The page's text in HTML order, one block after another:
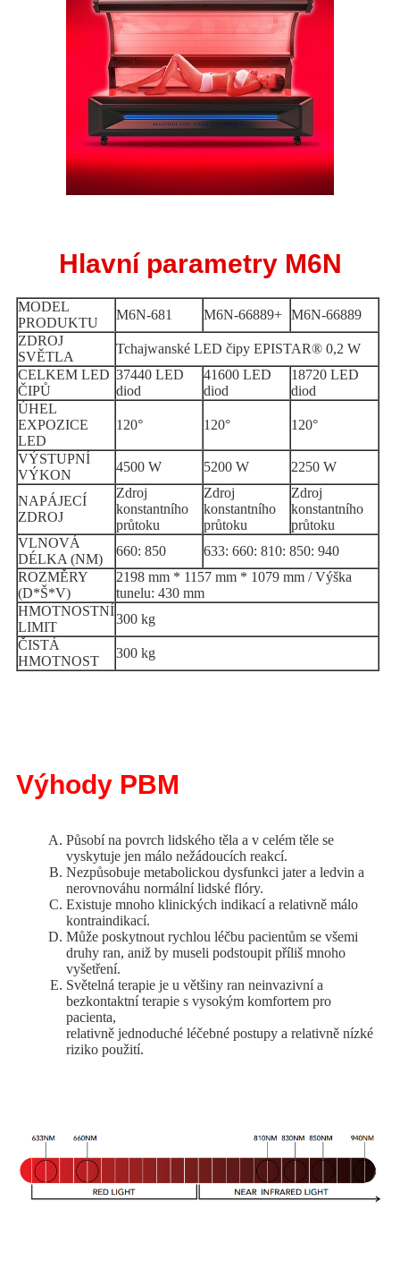
Hlavní parametry M6N
MODEL
PRODUKTU
M6N-681 M6N-66889+ M6N-66889
ZDROJ
SVĚTLA
Tchajwanské LED čipy EPISTAR® 0,2 W
CELKEM LED
ČIPŮ
37440 LED
diod
41600 LED
diod
18720 LED
diod
ÚHEL
EXPOZICE
LED
120° 120° 120°
VÝSTUPNÍ
VÝKON
4500 W 5200 W 2250 W
NAPÁJECÍ
ZDROJ
Zdroj
konstantního
průtoku
Zdroj
konstantního
průtoku
Zdroj
konstantního
průtoku
VLNOVÁ
DÉLKA (NM)
660: 850
633: 660: 810: 850: 940
ROZMĚRY
(D*Š*V)
2198 mm * 1157 mm * 1079 mm / Výška
tunelu: 430 mm
HMOTNOSTNÍ
LIMIT
300 kg
ČISTÁ
HMOTNOST
300 kg
Výhody PBM
Působí na povrch lidského těla a v celém těle se
vyskytuje jen málo nežádoucích reakcí.
Nezpůsobuje metabolickou dysfunkci jater a ledvin a
nerovnováhu normální lidské flóry.
Existuje mnoho klinických indikací a relativně málo
kontraindikací.
Může poskytnout rychlou léčbu pacientům se všemi
druhy ran, aniž by museli podstoupit příliš mnoho
vyšetření.
Světelná terapie je u většiny ran neinvazivní a
bezkontaktní terapie s vysokým komfortem pro
pacienta,
relativně jednoduché léčebné postupy a relativně nízké
riziko použití.